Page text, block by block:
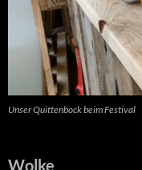
Unser Quittenbock beim Festival
Wolke